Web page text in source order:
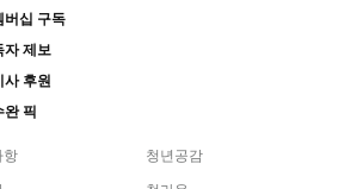
버십 구독
자 제보
사 후원
완 픽
항 청년공감